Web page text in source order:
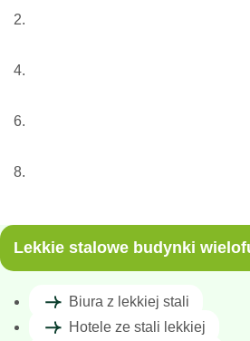
Lekkie stalowe budynki
Biura z lekkiej stali
Hotele ze stali lekkiej